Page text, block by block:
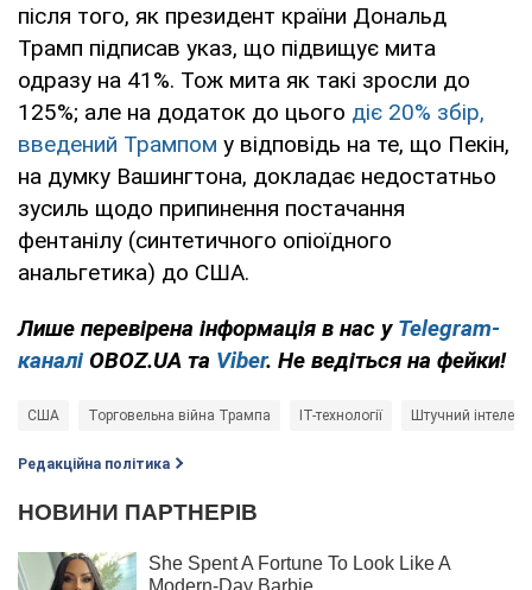
після того, як президент країни Дональд
Трамп підписав указ, що підвищує мита
одразу на 41%. Тож мита як такі зросли до
125%; але на додаток до цього діє 20% збір,
введений Трампом у відповідь на те, що Пекін,
на думку Вашингтона, докладає недостатньо
зусиль щодо припинення постачання
фентанілу (синтетичного опіоїдного
анальгетика) до США.
Лише перевірена інформація в нас у Telegram-
каналі OBOZ.UA та Viber. Не ведіться на фейки!
США Торговельна війна Трампа IT-технології Штучний інтелект
Редакційна політика